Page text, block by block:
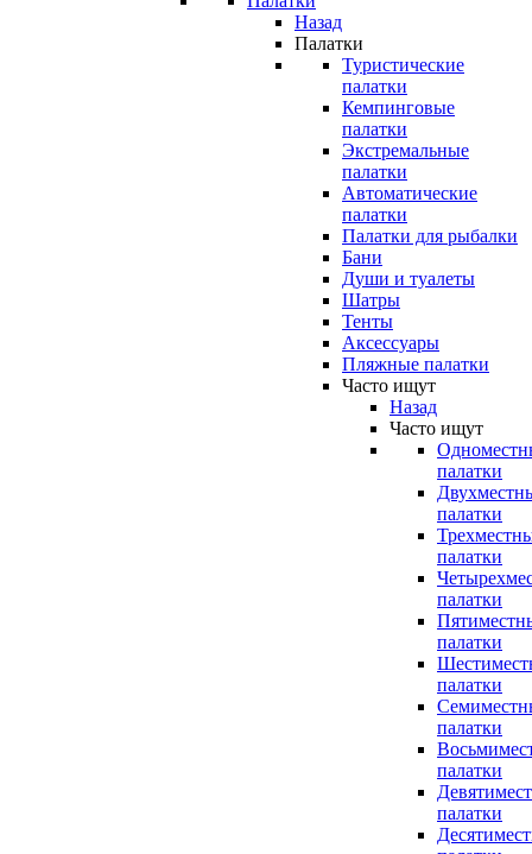
Назад
Палатки
Туристические
палатки
Кемпинговые
палатки
Экстремальные
палатки
Автоматические
палатки
Палатки для рыбалки
Бани
Души и туалеты
Шатры
Тенты
Аксессуары
Пляжные палатки
Часто ищут
Назад
Часто ищут
палатки
палатки
палатки
палатки
палатки
палатки
палатки
палатки
палатки